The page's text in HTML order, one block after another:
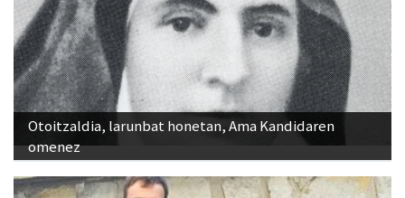
Otoitzaldia, larunbat honetan, Ama Kandidaren
omenez